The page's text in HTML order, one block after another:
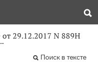
29.12.2017 N 889Н
Поиск в тексте